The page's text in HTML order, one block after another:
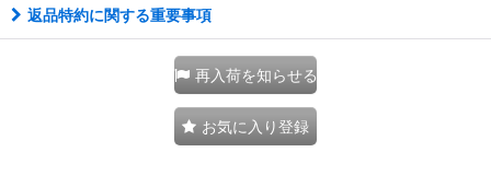
返品特約に関する重要事項
再入荷を知らせる
お気に入り登録